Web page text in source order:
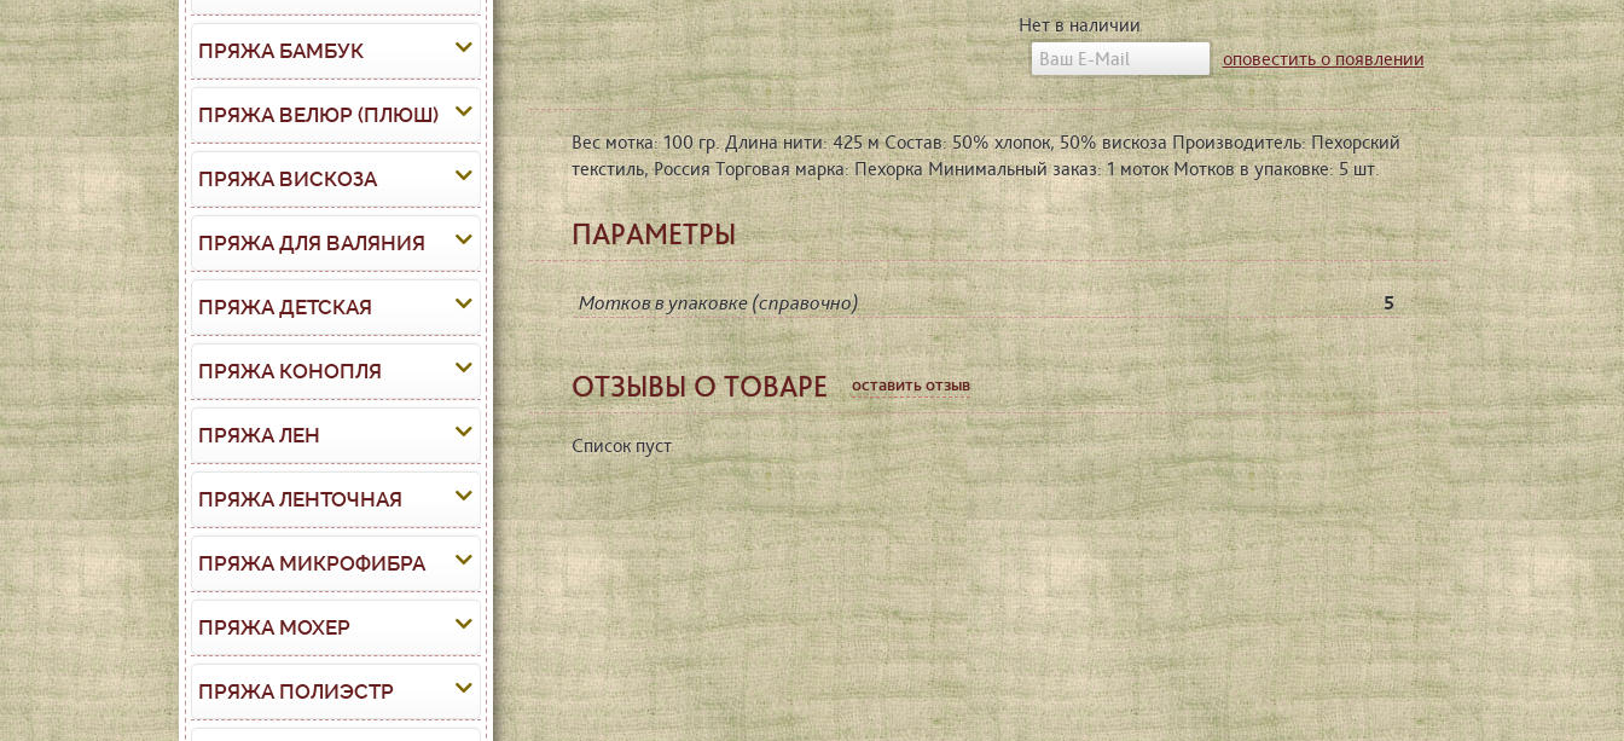
ПРЯЖА БАМБУК
ПРЯЖА ВЕЛЮР (ПЛЮШ)
ПРЯЖА ВИСКОЗА
ПРЯЖА ДЛЯ ВАЛЯНИЯ
ПРЯЖА ДЕТСКАЯ
ПРЯЖА КОНОПЛЯ
ПРЯЖА ЛЕН
ПРЯЖА ЛЕНТОЧНАЯ
ПРЯЖА МИКРОФИБРА
ПРЯЖА МОХЕР
ПРЯЖА ПОЛИЭСТР
Нет в наличии
оповестить о появлении
Вес мотка: 100 гр. Длина нити: 425 м Состав: 50% хлопок, 50% вискоза Производитель: Пехорский
текстиль, Россия Торговая марка: Пехорка Минимальный заказ: 1 моток Мотков в упаковке: 5 шт.
ПАРАМЕТРЫ
Мотков в упаковке (справочно) 5
ОТЗЫВЫ О ТОВАРЕ оставить отзыв
Список пуст